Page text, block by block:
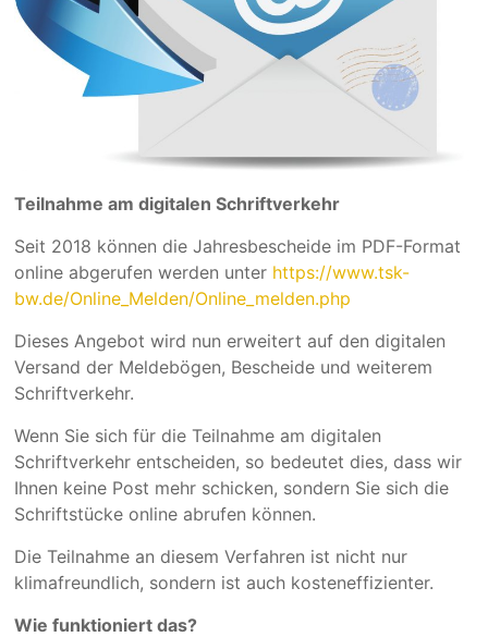
Teilnahme am digitalen Schriftverkehr
Seit 2018 können die Jahresbescheide im PDF-Format
online abgerufen werden unter https://www.tsk-
bw.de/Online_Melden/Online_melden.php
Dieses Angebot wird nun erweitert auf den digitalen
Versand der Meldebögen, Bescheide und weiterem
Schriftverkehr.
Wenn Sie sich für die Teilnahme am digitalen
Schriftverkehr entscheiden, so bedeutet dies, dass wir
Ihnen keine Post mehr schicken, sondern Sie sich die
Schriftstücke online abrufen können.
Die Teilnahme an diesem Verfahren ist nicht nur
klimafreundlich, sondern ist auch kosteneffizienter.
Wie funktioniert das?